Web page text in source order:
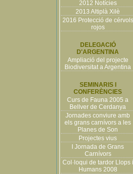
2012 Notícies
2013 Altiplà Xilè
2016 Protecció de cérvols
rojos
DELEGACIÓ
D'ARGENTINA
Ampliació del projecte
Biodiversitat a Argentina
SEMINARIS I
CONFERÈNCIES
Curs de Fauna 2005 a
Bellver de Cerdanya
Jornades conviure amb
els grans carnívors a les
Planes de Son
Projectes vius
I Jornada de Grans
Carnívors
Col·loqui de tardor Llops i
Humans 2008